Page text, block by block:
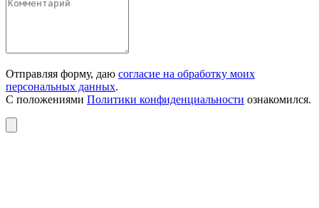
Отправляя форму, даю согласие на обработку моих
персональных данных.
С положениями Политики конфиденциальности ознакомился.